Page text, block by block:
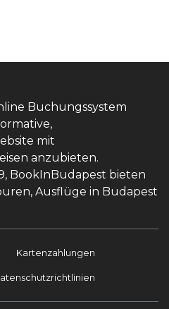
Buchungssystem
mit
anzubieten.
BookInBudapest bieten
Ausflüge in Budapest
Kartenzahlungen